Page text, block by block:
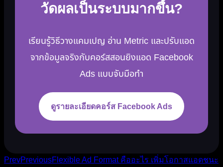
วัดผลเป็นระบบมากขึ้น?
เรียนรู้วิธีวางแคมเปญ อ่าน Metric และปรับแอด
จากข้อมูลจริงกับคอร์สสอนยิงแอด Facebook
Ads แบบจับมือทำ
ดูรายละเอียดคอร์ส Facebook Ads
PrevPreviousFlexible Ad Format คืออะไร เพิ่มโอกาสแอดชนะ